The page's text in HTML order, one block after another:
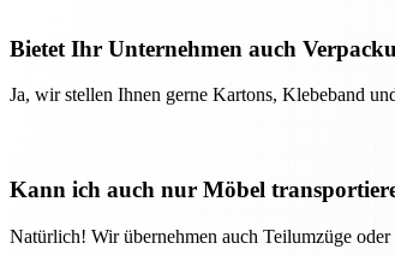
Bietet Ihr Unternehmen auch
Ja, wir stellen Ihnen gerne Kartons, Klebeband
Kann ich auch nur Möbel
Natürlich! Wir übernehmen auch Teilumzüge